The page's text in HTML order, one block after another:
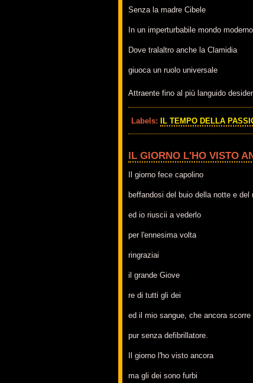
Senza la madre Cibele
In un imperturbabile mondo moderno
Dove tralaltro anche la Clamidia
giuoca un ruolo universale
Attraente fino al più languido
Labels: IL TEMPO DELLA
IL GIORNO L'HO VISTO
Il giorno fece capolino
beffandosi del buio della notte e
ed io riuscii a vederlo
per l'ennesima volta
ringraziai
il grande Giove
re di tutti gli dei
ed il mio sangue, che ancora
pur senza defibrillatore.
Il giorno l'ho visto ancora
ma gli dei sono furbi